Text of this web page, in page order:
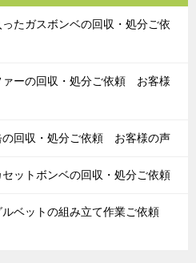
ったガスボンベの回収・処分ご依
ァーの回収・処分ご依頼 お客様
の回収・処分ご依頼 お客様の声
セットボンベの回収・処分ご依頼
ルベットの組み立て作業ご依頼